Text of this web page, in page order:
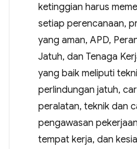
ketinggian harus
setiap perencanaan,
yang aman, APD,
Jatuh, dan Tenaga
yang baik meliputi
perlindungan jatuh,
peralatan, teknik dan
pengawasan
tempat kerja, dan